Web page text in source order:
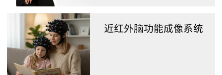
近红外脑功能成像系统